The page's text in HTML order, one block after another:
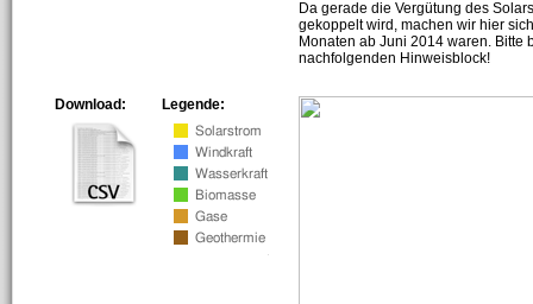
Da gerade die Vergütung des
gekoppelt wird, machen wir hier
Monaten ab Juni 2014 waren. Bitte
nachfolgenden Hinweisblock!
Legende:
Download: